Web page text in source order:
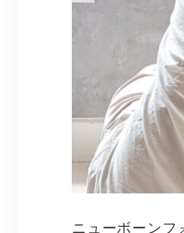
ニューボーンフ